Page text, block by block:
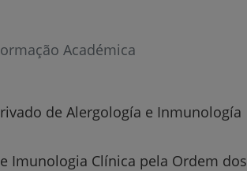
bem-estar
Académica
de Alergología e Inmunología
Imunologia Clínica pela Ordem dos